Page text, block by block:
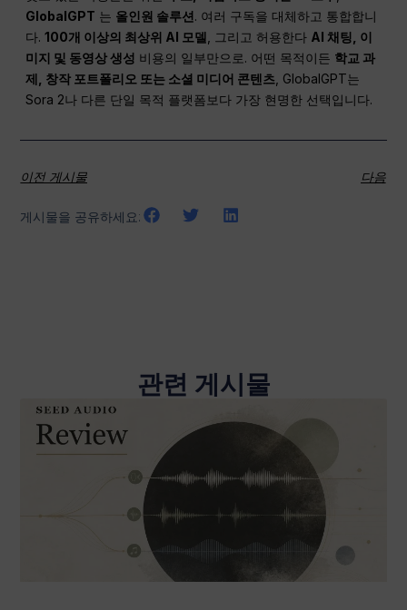
GlobalGPT 는 올인원 솔루션. 여러 구독을 대체하고 통합합니
다.100개 이상의 최상위 AI 모델 , 그리고 허용한다 AI 채팅, 이
미지 및 동영상 생성 비용의 일부만으로. 어떤 목적이든 학교 과
제, 창작 포트폴리오 또는 소셜 미디어 콘텐츠 , GlobalGPT는
Sora 2나 다른 단일 목적 플랫폼보다 가장 현명한 선택입니다.
이전 게시물 다음
게시물을 공유하세요:
관련 게시물